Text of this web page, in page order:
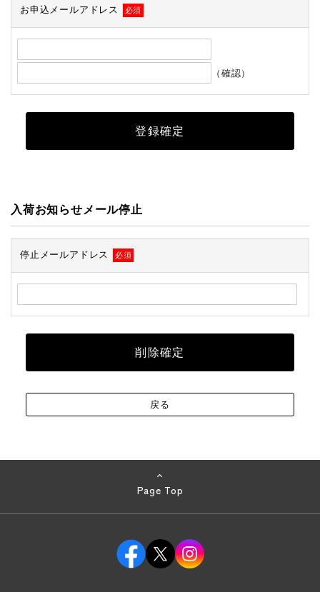
お申込メールアドレス 必須
（確認）
入荷お知らせメール停止
停止メールアドレス 必須
Page Top